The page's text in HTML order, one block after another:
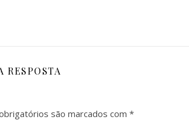
RESPOSTA
são marcados com *